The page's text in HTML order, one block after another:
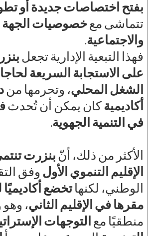
بفتح اختصاصات جديدة أو
تتماشى معخصوصيات الجهة
والاجتماعية.
فهذا التبعية الإدارية تجعل
على الاستجابة السريعة
الشغل المحلي، وتحرمها من
أكاديميةكان يمكن أن تُحدث
في التنمية الجهوية.
الأكثر من ذلك، أنّ بنزرت
الإقليم التنموي الأول وفق
الوطني، لكنهاتخضع أكاديميًا
مقرها في الإقليم الثاني،
منطقيًا مع التوجهات